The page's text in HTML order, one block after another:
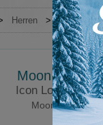
Herren > Moon Boot
Moon Boot®
Icon Low Nylon
Moon Boot